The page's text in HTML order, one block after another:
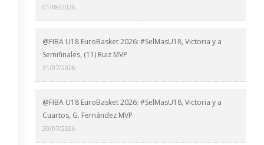
01/08/2026
@FIBA U18 EuroBasket 2026: #SelMasU18, Victoria y a
Semifinales, (11) Ruiz MVP
31/07/2026
@FIBA U18 EuroBasket 2026: #SelMasU18, Victoria y a
Cuartos, G. Fernández MVP
30/07/2026